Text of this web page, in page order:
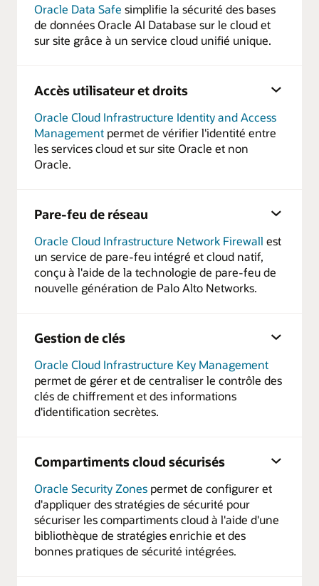
Oracle Data Safe simplifie la sécurité des bases
de données Oracle AI Database sur le cloud et
sur site grâce à un service cloud unifié unique.
Accès utilisateur et droits
Oracle Cloud Infrastructure Identity and Access
Management permet de vérifier l'identité entre
les services cloud et sur site Oracle et non
Oracle.
Pare-feu de réseau
Oracle Cloud Infrastructure Network Firewall est
un service de pare-feu intégré et cloud natif,
conçu à l'aide de la technologie de pare-feu de
nouvelle génération de Palo Alto Networks.
Gestion de clés
Oracle Cloud Infrastructure Key Management
permet de gérer et de centraliser le contrôle des
clés de chiffrement et des informations
d'identification secrètes.
Compartiments cloud sécurisés
Oracle Security Zones permet de configurer et
d'appliquer des stratégies de sécurité pour
sécuriser les compartiments cloud à l'aide d'une
bibliothèque de stratégies enrichie et des
bonnes pratiques de sécurité intégrées.